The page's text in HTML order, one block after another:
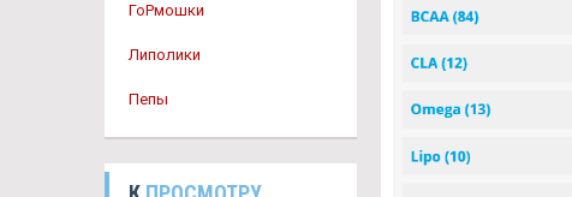
ГоРмошки
Липолики
Пепы